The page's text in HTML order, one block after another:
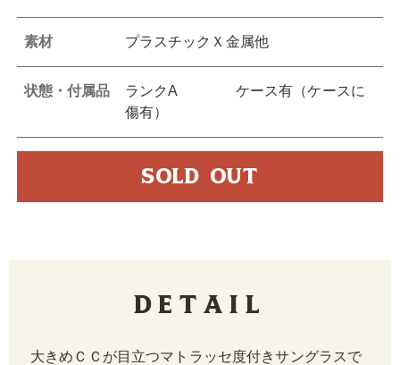
素材 プラスチックＸ金属他
状態・付属品
ランクA ケース有（ケースに
傷有）
SOLD OUT
Detail
大きめＣＣが目立つマトラッセ度付きサングラスで